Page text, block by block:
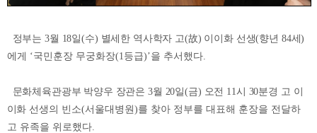
정부는 3월 18일(수) 별세한 역사학자 고(故) 이이화 선생(향년 84세)
에게
‘국민훈장 무궁화장(1 등급)’을 추서했다.
문화체육관광부 박양우 장관은 3월 20일(금) 오전 11 시 30분경 고 이
이화 선생의 빈소(서울대병원 )를 찾아 정부를 대표해 훈장을 전달하
고 유족을 위로했다.